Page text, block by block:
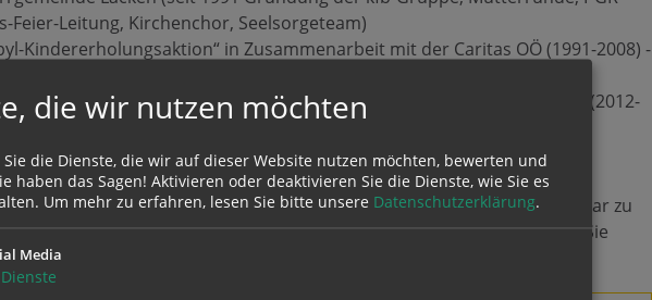
Feier-Leitung, Kirchenchor, Seelsorgeteam)
Kindererholungsaktion“ in Zusammenarbeit mit der Caritas OÖ (1991-2008) -
des Landes OÖ (2011)
Vorsitzende derkfb Österreichund Leiterin der
(2012-
kfb Österreich (2015-2020)
ein zentrales Anliegen: „Es verlangt sich auszusetzen und anfechtbar zu
auch, seine Kraft zu spüren und zu entfalten, Erfolge zu erleben.“ Sie
kfb beheimatet, die sie von 2015-2020 leitete:
die wir nutzen möchten
Sie die Dienste, die wir auf dieser Website nutzen möchten, bewerten und
haben das Sagen! Aktivieren oder deaktivieren Sie die Dienste, wie Sie es
Um mehr zu erfahren, lesen Sie bitte unsere Datenschutzerklärung.
Media
Dienste